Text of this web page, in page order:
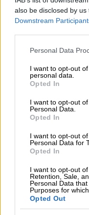
also be disclosed by
Downstream
Please note that this
not limited to your visit
grant or deny consent
use your data for
consent section.
Personal Data
I want to opt-out
personal data.
Opted In
I want to opt-out
Personal Data.
Opted In
I want to opt-out
Personal Data for
Opted In
I want to opt-out
Retention, Sale,
Personal Data
Purposes for
Opted Out
συνέβη το
Νοεμβρίου, στο
Πληροφορίες
έσπρωξε τον
τραυματιστεί
Υγείας Πύλης
βοηθειών.
της κατάστασης
Νοσοκομείο
ότι φέρει βαριά
Αμέσως
αναγκαία η
Νοσοκομείο